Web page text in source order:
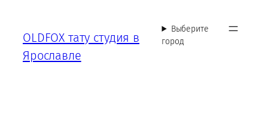
содержимому
OLDFOX тату студия в
Ярославле
Выберите
город